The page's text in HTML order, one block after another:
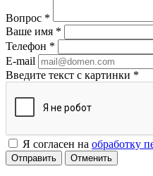
Вопрос *
Ваше имя *
Телефон *
E-mail
Введите текст с картинки *
Я согласен на обработку
Отменить